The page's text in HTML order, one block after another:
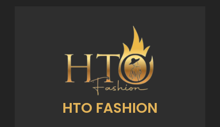
HTO FASHION